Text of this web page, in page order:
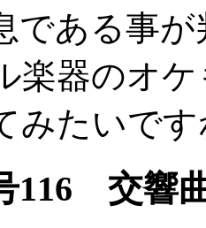
である事が
楽器のオ
みたいで
116 交響